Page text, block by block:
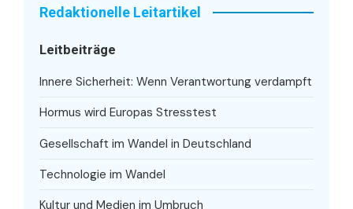
Redaktionelle Leitartikel
Leitbeiträge
Innere Sicherheit: Wenn Verantwortung verdampft
Hormus wird Europas Stresstest
Gesellschaft im Wandel in Deutschland
Technologie im Wandel
Kultur und Medien im Umbruch